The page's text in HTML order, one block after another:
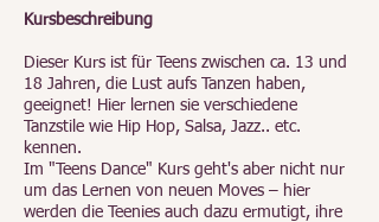
Kursbeschreibung
Dieser Kurs ist für Teens zwischen ca. 13 und
18 Jahren, die Lust aufs Tanzen haben,
geeignet! Hier lernen sie verschiedene
Tanzstile wie Hip Hop, Salsa, Jazz.. etc.
kennen.
Im "Teens Dance" Kurs geht's aber nicht nur
um das Lernen von neuen Moves – hier
werden die Teenies auch dazu ermutigt, ihre